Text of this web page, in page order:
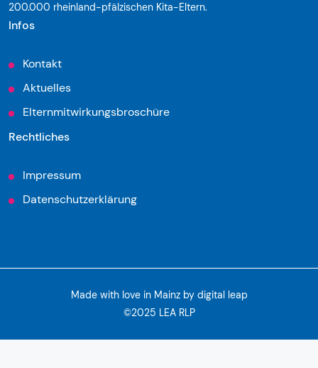
200.000 rheinland-pfälzischen Kita-Eltern.
Infos
Kontakt
Aktuelles
Elternmitwirkungsbroschüre
Rechtliches
Impressum
Datenschutzerklärung
©2025 LEA RLP
Made with love in Mainz by digital leap